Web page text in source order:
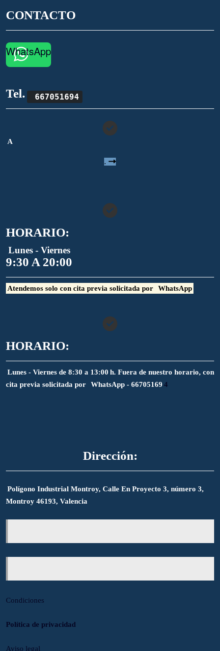
CONTACTO
WhatsApp
Tel. 667051694
A
.
HORARIO:
Lunes - Viernes
9:30 A 20:00
Atendemos solo con cita previa solicitada por WhatsApp
HORARIO:
Lunes - Viernes de 8:30 a 13:00 h. Fuera de nuestro horario, con
cita previa solicitada por
WhatsApp - 66705169 4
Dirección:
Polígono Industrial Montroy, Calle En Proyecto 3, número 3,
Montroy 46193, Valencia
Condiciones
Política de privacidad
Aviso legal